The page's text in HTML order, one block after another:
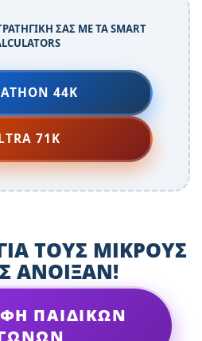
ΣΑΣ ΜΕ ΤΑ SMART
44K
71K
ΤΟΥΣ ΜΙΚΡΟΥΣ
ΑΝΟΙΞΑΝ!
ΠΑΙΔΙΚΩΝ